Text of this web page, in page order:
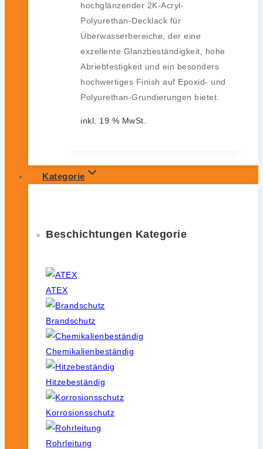
hochglänzender 2K-Acryl-
Polyurethan-Decklack für
Überwasserbereiche, der eine
exzellente Glanzbeständigkeit, hohe
Abriebfestigkeit und ein besonders
hochwertiges Finish auf Epoxid- und
Polyurethan-Grundierungen bietet.
inkl. 19 % MwSt.
Kategorie
Beschichtungen Kategorie
ATEX
Brandschutz
Chemikalienbeständig
Hitzebeständig
Korrosionsschutz
Rohrleitung